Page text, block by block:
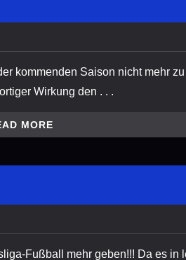
kommenden Saison nicht mehr
Wirkung den . . .
MORE
Fußball mehr geben!!! Da es in